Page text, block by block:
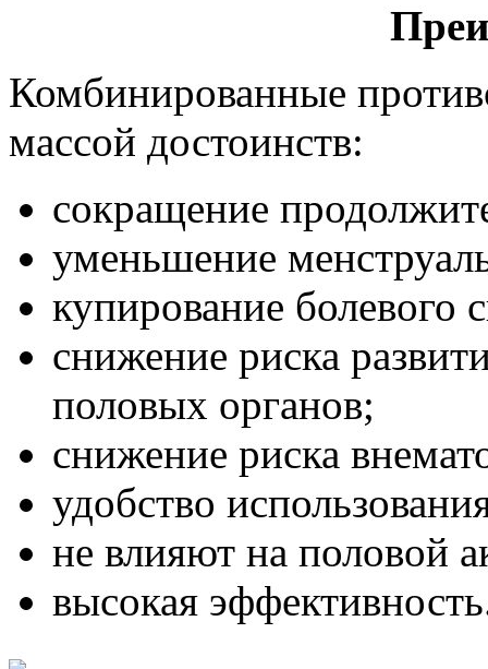
Комбинированные
массой достоинств:
сокращение
уменьшение
купирование болевого
снижение риска
половых органов;
снижение риска
удобство
не влияют на половой
высокая